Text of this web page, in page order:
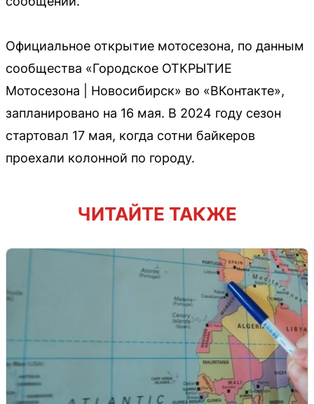
Официальное открытие мотосезона, по данным
сообщества «Городское ОТКРЫТИЕ
Мотосезона | Новосибирск» во «ВКонтакте»,
запланировано на 16 мая. В 2024 году сезон
стартовал 17 мая, когда сотни байкеров
проехали колонной по городу.
ЧИТАЙТЕ ТАКЖЕ